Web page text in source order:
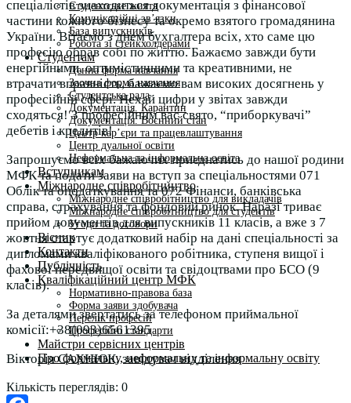
Студентське життя
Комунікаційні зв’язки
База випускників
Робота зі стейкхолдерами
Студентам
Денна форма навчання
Заочна форма навчання
Студентська рада
Документація. Карантин
Документація. Воєнний стан
Центр кар’єри та працевлаштування
Центр дуальної освіти
Неформальна та інформальна освіта
Вступникам
Міжнародне співробітництво
Міжнародне співробітництво для викладачів
Міжнародне співробітництво для студентів
Угоди та договори
Вісник
Контакти
Публічність
Кваліфікаційний центр МФК
Нормативно-правова база
Форма заяви здобувача
Перелік професій
Професійні стандарти
Майстри сервісних центрів
Про формальну, неформальну та інформальну освіту
спеціалістів знаходиться документація з фінансової
частини кожного бізнесу та окремо взятого громадянина
України. Вітаємо з днем бухгалтера всіх, хто саме цю
професію обрав собі по життю. Бажаємо завжди бути
енергійними, оптимістичними та креативними, не
втрачати вправність, бажаємо вам високих досягнень у
професійній сфері. Нехай цифри у звітах завжди
сходяться! З професійним вас свято, “приборкувачі”
дебетів і кредитів!
Запрошуємо всіх бажаючих приєднатись до нашої родини
МФК та подати заяви на вступ за спеціальностями 071
Облік та оподаткування та 072 Фінанси, банківська
справа, страхування та фондовий ринок. Наразі триває
прийом документів для випускників 11 класів, а вже з 7
жовтня стартує додатковий набір на дані спеціальності за
дипломами кваліфікованого робітника, ступеня вищої і
фахової передвищої освіти та свідоцтвами про БСО (9
класів).
За деталями звертатись за телефоном приймальної
комісії:+38(093)6561395
Вікторія САХНЮК, завідувач відділення
Кількість переглядів: 0